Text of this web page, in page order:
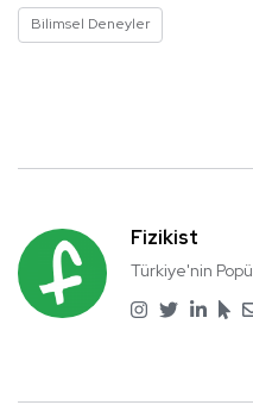
Bilimsel Deneyler
Fizikist
Türkiye'nin